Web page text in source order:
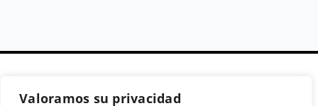
Valoramos su privacidad